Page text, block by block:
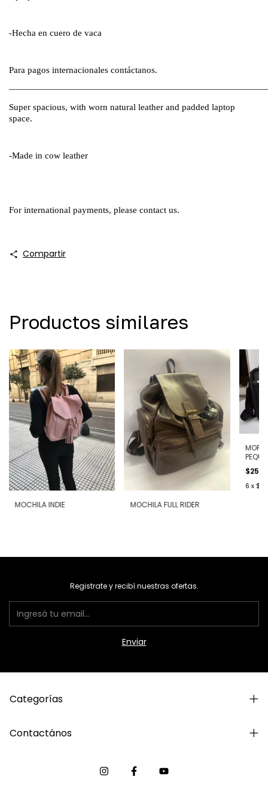
-Hecha en cuero de vaca
Para pagos internacionales contáctanos.
Super spacious, with worn natural leather and padded laptop
space.
-Made in cow leather
For international payments, please contact us.
Compartir
Productos similares
MOCHILA INDIE MOCHILA FULL RIDER
6 x
Registrate y recibí nuestras ofertas.
Categorías
Contactános